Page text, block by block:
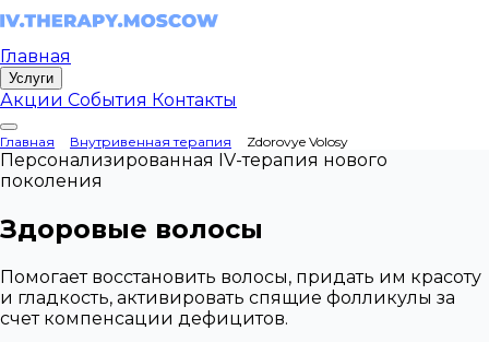
Главная
Услуги
Акции События Контакты
Главная Внутривенная терапия Zdorovye Volosy
Персонализированная IV-терапия нового
поколения
Здоровые волосы
Помогает восстановить волосы, придать им красоту
и гладкость, активировать спящие фолликулы за
счет компенсации дефицитов.